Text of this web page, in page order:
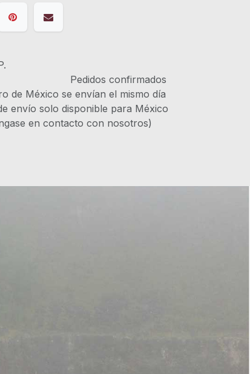
confirmados
de México se envían el mismo día
envío solo disponible para México
en contacto con nosotros)